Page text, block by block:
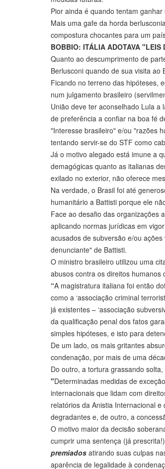
Pior ainda é quando tentam
Mais uma gafe da horda
compostura chocantes para um
BOBBIO: ITÁLIA ADOTAVA "LEIS
Quanto ao descumprimento de
Berlusconi quando de sua visita
Ficando no terreno das hipóteses,
num julgamento brasileiro
União deve ter aconselhado Lula
de preferência a confiar na boa fé
"Interesse brasileiro" e/ou "razões
tentando servir-se do STF como
Já o motivo alegado está imune a
demagógicas quanto as italianas
exilado no exterior, não oferece
Na verdade, o Brasil foi até
humanitário a Battisti porque ele
Face ao desafio das organizações
aplicando normas jurídicas em
acusados de subversão e/ou
denunciante" de Battisti.
O ministro brasileiro utilizou uma
abusos contra os direitos humanos
“A magistratura italiana foi então
como a ‘associação criminal
já existentes – ‘associação
da qualificação penal dos fatos
simples hipóteses, e isto para
De um lado, os mais gritantes
condenação, por mais de uma
Do outro, a tortura grassando
"Determinadas medidas de
internacionais que lidam com
relatórios da Anistia Internacional
degradantes e, de outro, a
O motivo maior da decisão
cumprir uma sentença (já
premiados atirando suas culpas
aparência de legalidade à